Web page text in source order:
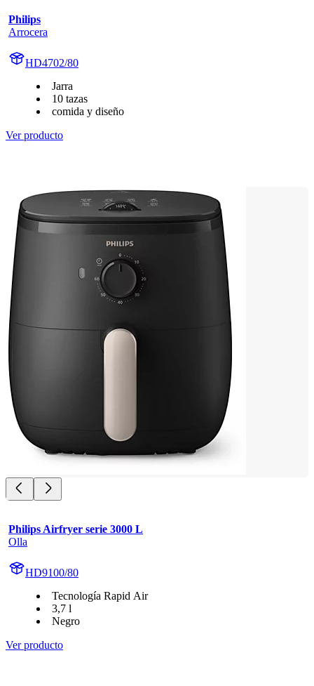
Philips
Arrocera
HD4702/80
Jarra
10 tazas
comida y diseño
Ver producto
Philips Airfryer serie 3000 L
Olla
HD9100/80
Tecnología Rapid Air
3,7 l
Negro
Ver producto